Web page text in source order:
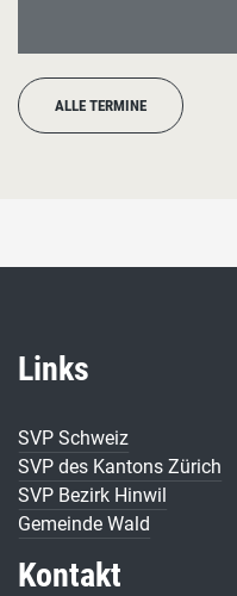
ALLE TERMINE
Links
SVP Schweiz
SVP des Kantons Zürich
SVP Bezirk Hinwil
Gemeinde Wald
Kontakt